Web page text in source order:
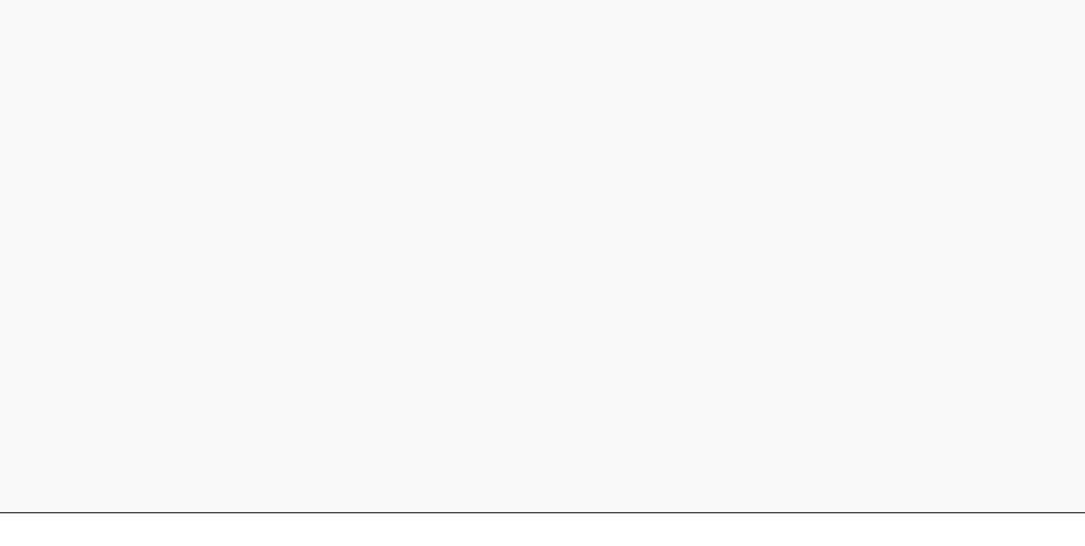
помогут выбрать подходящую
ул. Дзержинского, 165Б
скорость и экономия. Не
и с гарантией!